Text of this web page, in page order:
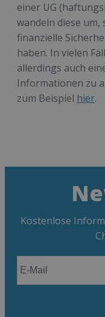
einer UG
wandeln diese um,
finanzielle
haben. In vielen
allerdings auch
Informationen zu
zum Beispiel hier.
Kostenlose